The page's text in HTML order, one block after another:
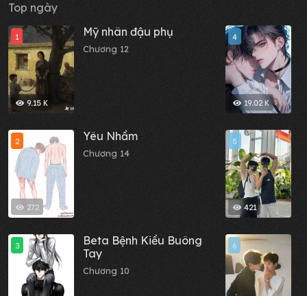
Top ngày
9.15 K
1 Mỹ nhân đậu phụ
Chương 12
272
2 Yêu Nhầm
Chương 14
3
Beta Bệnh Kiều Buông
Tay
Chương 10
19.02 K
4
421
5
6